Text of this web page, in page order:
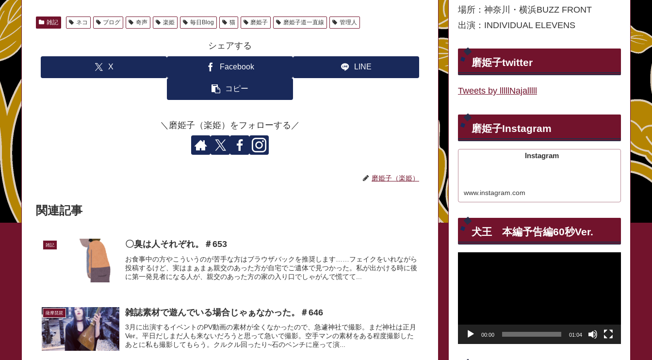
雑記 ネコ ブログ 奇声 楽姫 毎日Blog 猫 磨姫子 磨姫子道一直線 管理人
シェアする
X Facebook LINE
コピー
＼磨姫子（楽姫）をフォローする／
磨姫子（楽姫）
関連記事
雑記 〇臭は人それぞれ。＃653
お食事中の方やこういうのが苦手な方はブラウザバックを推奨します……フェイクをいれながら
投稿するけど、実はまぁまぁ親交のあった方が自宅でご遺体で見つかった。私が出かける時に後
に第一発見者になる人が、親交のあった方の家の入り口でしゃがんで慌てて...
薩摩琵琶 雑誌素材で遊んでいる場合じゃぁなかった。＃646
3月に出演するイベントのPV動画の素材が全くなかったので、急遽神社で撮影。まだ神社は正月
Ver。平日だしまだ人も来ないだろうと思って急いで撮影。空手マンの素材をある程度撮影した
あとに私も撮影してもらう。クルクル回ったり~石のベンチに座って演...
場所：神奈川・横浜BUZZ FRONT
出演：INDIVIDUAL ELEVENS
磨姫子twitter
Tweets by lllllNajalllll
磨姫子Instagram
Instagram
www.instagram.com
犬王 本編予告編60秒Ver.
00:00 01:04